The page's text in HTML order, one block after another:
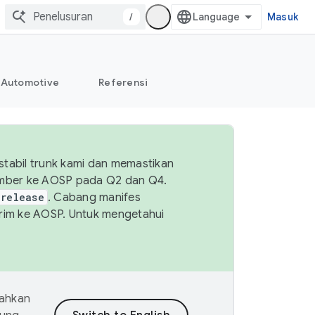
/ Masuk
Automotive Referensi
trunk kami dan memastikan
ke AOSP pada Q2 dan Q4.
. Cabang manifes
ke AOSP. Untuk mengetahui